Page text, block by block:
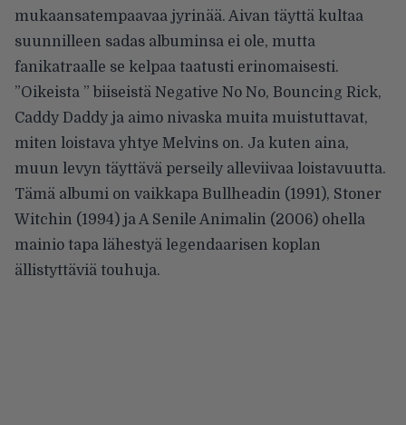
mukaansatempaavaa jyrinää. Aivan täyttä kultaa
suunnilleen sadas albuminsa ei ole, mutta
fanikatraalle se kelpaa taatusti erinomaisesti.
”Oikeista ” biiseistä Negative No No, Bouncing Rick,
Caddy Daddy ja aimo nivaska muita muistuttavat,
miten loistava yhtye Melvins on. Ja kuten aina,
muun levyn täyttävä perseily alleviivaa loistavuutta.
Tämä albumi on vaikkapa Bullheadin (1991), Stoner
Witchin (1994) ja A Senile Animalin (2006) ohella
mainio tapa lähestyä legendaarisen koplan
ällistyttäviä touhuja.